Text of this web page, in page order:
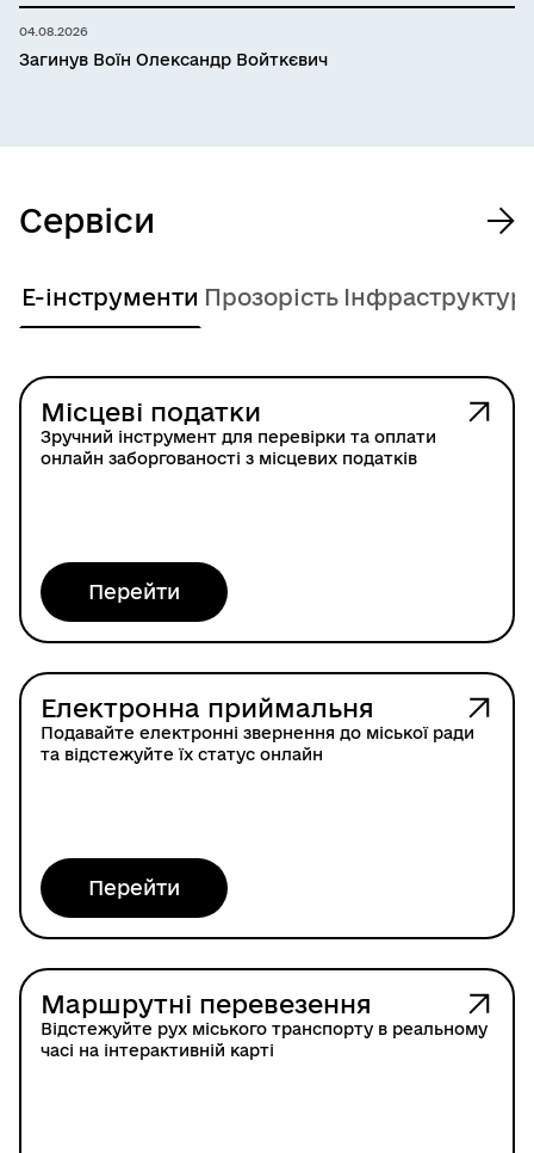
04.08.2026
Загинув Воїн Олександр Войткєвич
Сервіси
Е-інструменти Прозорість
Місцеві податки
Зручний інструмент для перевірки та оплати
онлайн заборгованості з місцевих податків
Перейти
Електронна приймальня
Подавайте електронні звернення до міської ради
та відстежуйте їх статус онлайн
Перейти
Маршрутні перевезення
Відстежуйте рух міського транспорту в реальному
часі на інтерактивній карті